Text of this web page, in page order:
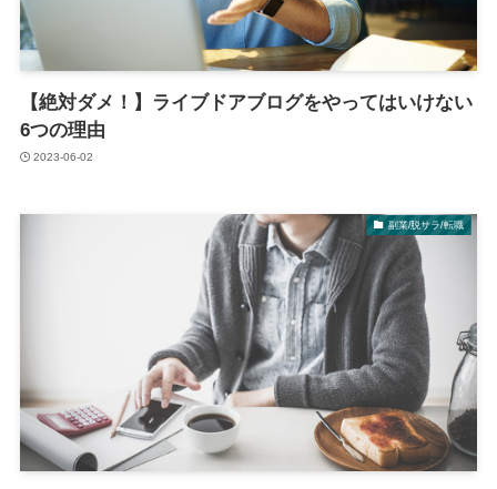
【絶対ダメ！】ライブドアブログをやってはいけない
6つの理由
2023-06-02
副業/脱サラ/転職